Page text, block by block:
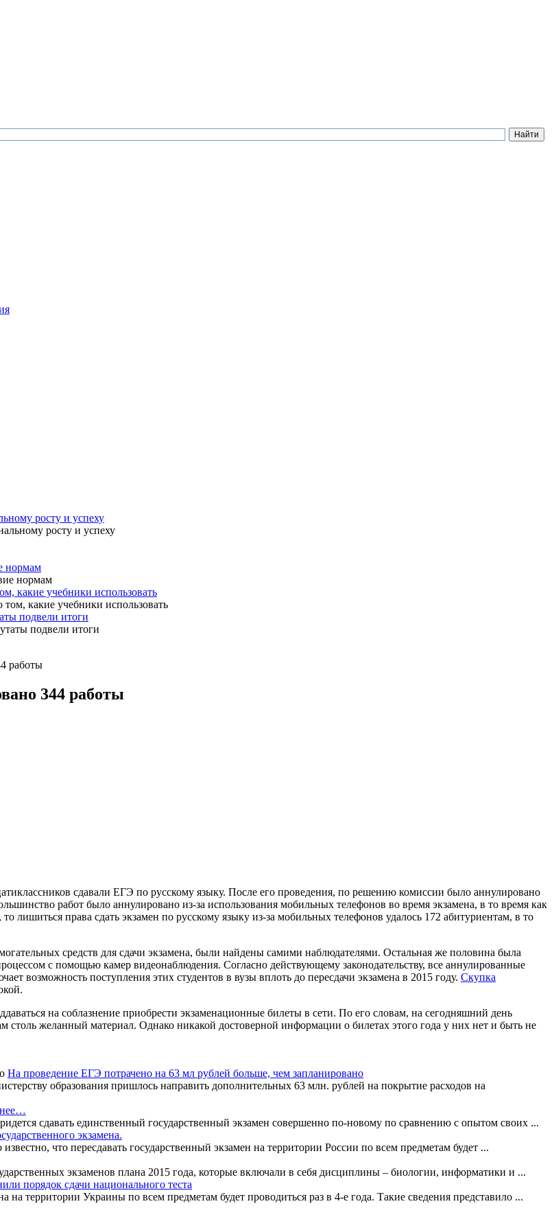
росту и успеху
нормам
какие учебники использовать
подвели итоги
работы
344 работы
сдавали ЕГЭ по русскому языку. После его проведения, по решению комиссии было аннулировано
работ было аннулировано из-за использования мобильных телефонов во время экзамена, в то время как
лишиться права сдать экзамен по русскому языку из-за мобильных телефонов удалось 172 абитуриентам, в то
средств для сдачи экзамена, были найдены самими наблюдателями. Остальная же половина была
с помощью камер видеонаблюдения. Согласно действующему законодательству, все аннулированные
возможность поступления этих студентов в вузы вплоть до пересдачи экзамена в 2015 году. Скупка
на соблазнение приобрести экзаменационные билеты в сети. По его словам, на сегодняшний день
столь желанный материал. Однако никакой достоверной информации о билетах этого года у них нет и быть не
На проведение ЕГЭ потрачено на 63 мл рублей больше, чем запланировано
образования пришлось направить дополнительных 63 млн. рублей на покрытие расходов на
сдавать единственный государственный экзамен совершенно по-новому по сравнению с опытом своих ...
экзамена.
что пересдавать государственный экзамен на территории России по всем предметам будет ...
экзаменов плана 2015 года, которые включали в себя дисциплины – биологии, информатики и ...
порядок сдачи национального теста
на территории Украины по всем предметам будет проводиться раз в 4-е года. Такие сведения представило ...